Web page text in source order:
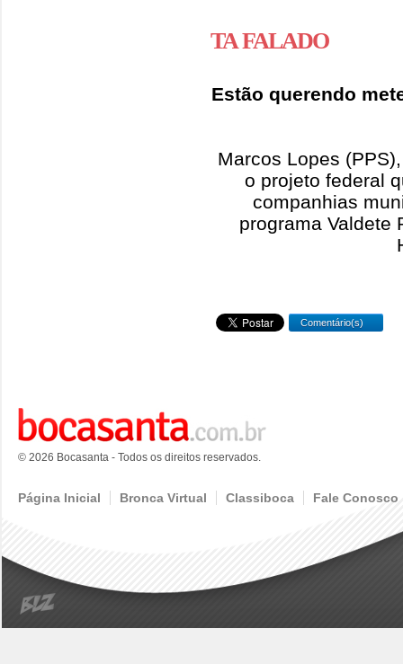
TA FALADO
Estão querendo
Marcos Lopes
o projeto federal
companhias
programa Valdete
Comentário(s)
© 2026 Bocasanta - Todos os direitos reservados.
Página Inicial Bronca Virtual Classiboca Fale Conosco